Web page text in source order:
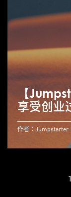
【
享受创业
作者：Jumpstarter
1